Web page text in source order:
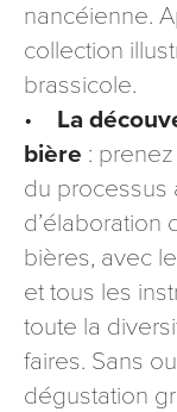
nancéienne.
collection
brassicole.
• La
bière :
du processus
d’élaboration
bières, avec
et tous les
toute la
faires. Sans
dégustation